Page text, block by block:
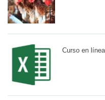
Curso en